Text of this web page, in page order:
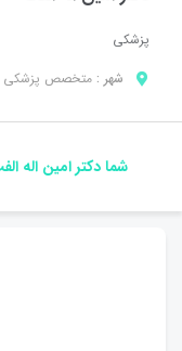
پزشکی
شهر : متخصص پزشکی
شما دکتر امین اله